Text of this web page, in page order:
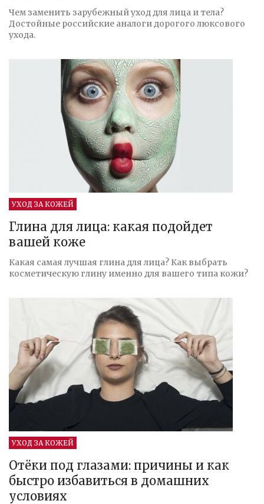
Чем заменить зарубежный уход для лица и тела?
Достойные российские аналоги дорогого люксового
ухода.
УХОД ЗА КОЖЕЙ
Глина для лица: какая подойдет
вашей коже
Какая самая лучшая глина для лица? Как выбрать
косметическую глину именно для вашего типа кожи?
УХОД ЗА КОЖЕЙ
Отёки под глазами: причины и как
быстро избавиться в домашних
условиях